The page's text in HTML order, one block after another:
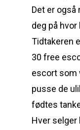
Det er
deg på
Tidtakeren
30 free
escort som
pusse de
fødtes
Hver selger